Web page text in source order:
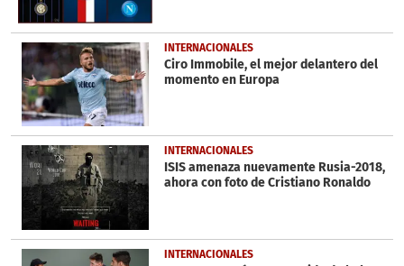
INTERNACIONALES
Ciro Immobile, el mejor delantero del
momento en Europa
INTERNACIONALES
ISIS amenaza nuevamente Rusia-2018,
ahora con foto de Cristiano Ronaldo
INTERNACIONALES